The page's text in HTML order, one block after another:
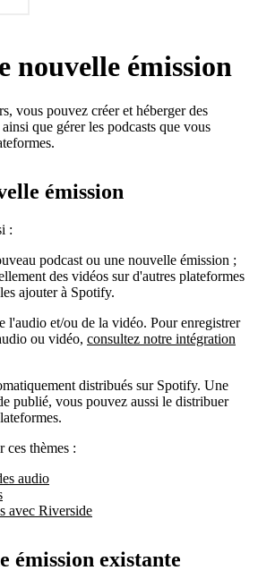
nouvelle émission
vous pouvez créer et héberger des
que gérer les podcasts que vous
émission
:
podcast ou une nouvelle émission ;
des vidéos sur d'autres plateformes
ajouter à Spotify.
l'audio et/ou de la vidéo. Pour enregistrer
ou vidéo, consultez notre intégration
distribués sur Spotify. Une
publié, vous pouvez aussi le distribuer
ces thèmes :
audio
avec Riverside
émission existante